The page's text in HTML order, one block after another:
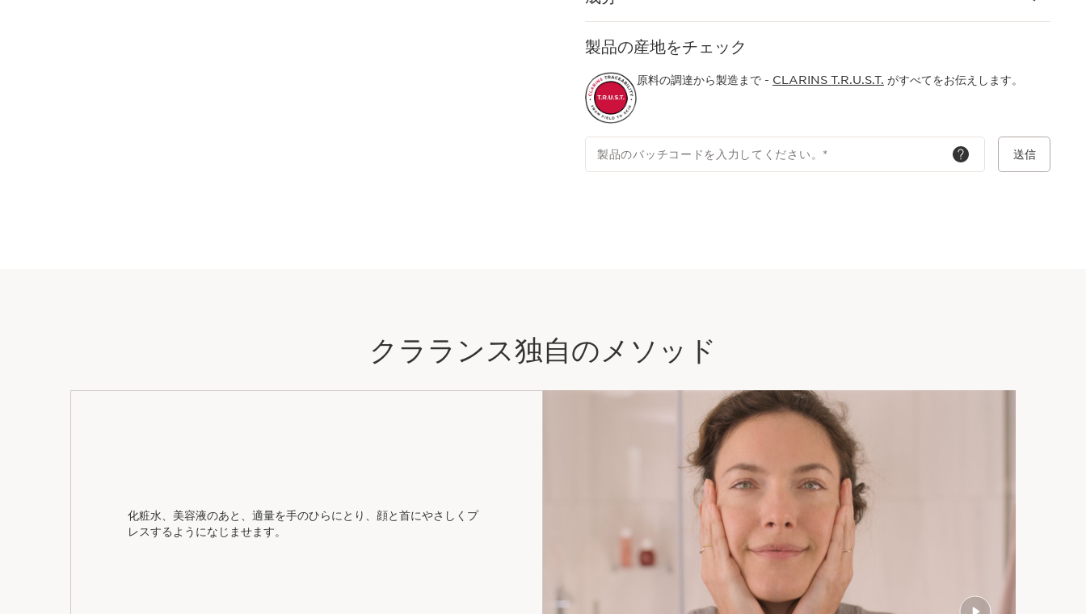
*5 水を含む(ISO16128に準拠)
製品の産地をチェック
原料の調達から製造まで - CLARINS T.R.U.S.T. がすべてをお伝えします。
製品のバッチコードを入力してください。 * 送信
クラランス独自のメソッド
化粧水、美容液のあと、適量を手のひらにとり、顔と首にやさしくプ
レスするようになじませます。